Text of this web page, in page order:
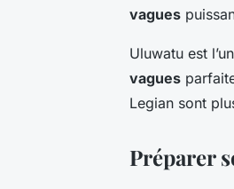
vagues
Uluwatu est
vagues
Legian sont
Préparer